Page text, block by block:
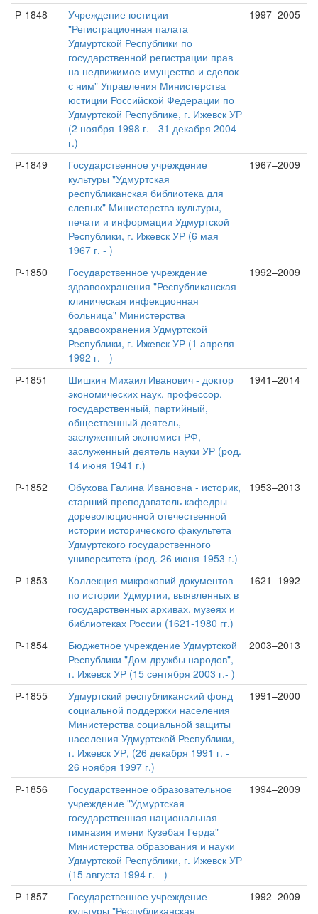
Р-1848
Учреждение юстиции
"Регистрационная палата
Удмуртской Республики по
государственной регистрации прав
на недвижимое имущество и сделок
с ним" Управления Министерства
юстиции Российской Федерации по
Удмуртской Республике, г. Ижевск УР
(2 ноября 1998 г. - 31 декабря 2004
г.)
1997–2005
Р-1849
Государственное учреждение
культуры "Удмуртская
республиканская библиотека для
слепых" Министерства культуры,
печати и информации Удмуртской
Республики, г. Ижевск УР (6 мая
1967 г. - )
1967–2009
Р-1850
Государственное учреждение
здравоохранения "Республиканская
клиническая инфекционная
больница" Министерства
здравоохранения Удмуртской
Республики, г. Ижевск УР (1 апреля
1992 г. - )
1992–2009
Р-1851
Шишкин Михаил Иванович - доктор
экономических наук, профессор,
государственный, партийный,
общественный деятель,
заслуженный экономист РФ,
заслуженный деятель науки УР (род.
14 июня 1941 г.)
1941–2014
Р-1852
Обухова Галина Ивановна - историк,
старший преподаватель кафедры
дореволюционной отечественной
истории исторического факультета
Удмуртского государственного
университета (род. 26 июня 1953 г.)
1953–2013
Р-1853
Коллекция микрокопий документов
по истории Удмуртии, выявленных в
государственных архивах, музеях и
библиотеках России (1621-1980 гг.)
1621–1992
Р-1854
Бюджетное учреждение Удмуртской
Республики "Дом дружбы народов",
г. Ижевск УР (15 сентября 2003 г.- )
2003–2013
Р-1855
Удмуртский республиканский фонд
социальной поддержки населения
Министерства социальной защиты
населения Удмуртской Республики,
г. Ижевск УР, (26 декабря 1991 г. -
26 ноября 1997 г.)
1991–2000
Р-1856
Государственное образовательное
учреждение "Удмуртская
государственная национальная
гимназия имени Кузебая Герда"
Министерства образования и науки
Удмуртской Республики, г. Ижевск УР
(15 августа 1994 г. - )
1994–2009
Р-1857
Государственное учреждение
культуры "Республиканская
1992–2009